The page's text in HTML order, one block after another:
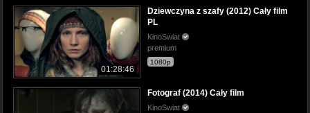
01:28:46
Dziewczyna z szafy (2012) Cały film
PL
KinoSwiat
premium
1080p
Fotograf (2014) Cały film
KinoSwiat